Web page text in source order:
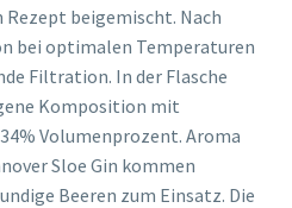
beigemischt. Nach
bei optimalen Temperaturen
Filtration. In der Flasche
Komposition mit
Volumenprozent. Aroma
Sloe Gin kommen
Beeren zum Einsatz. Die